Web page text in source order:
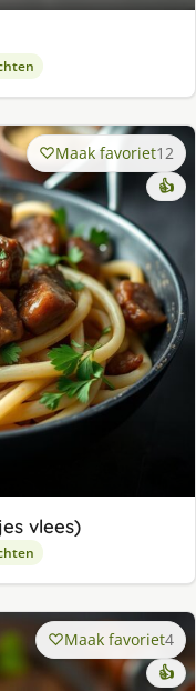
Maak favoriet12
👍
vlees)
Maak favoriet4
👍